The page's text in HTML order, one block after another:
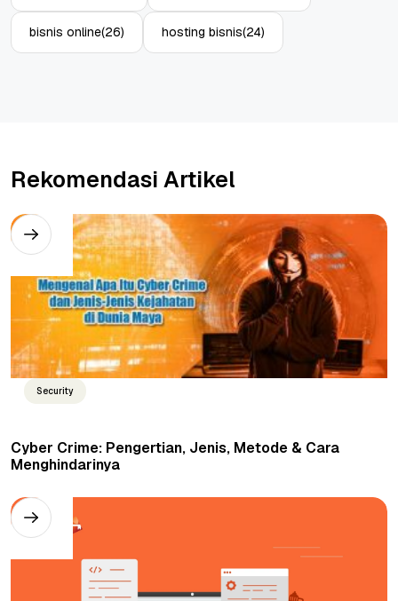
bisnis online(26) hosting bisnis(24)
Rekomendasi Artikel
Security
Cyber Crime: Pengertian, Jenis, Metode & Cara
Menghindarinya